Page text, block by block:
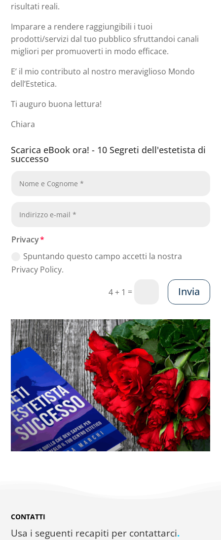
risultati reali.
Imparare a rendere raggiungibili i tuoi
prodotti/servizi dal tuo pubblico sfruttandoi canali
migliori per promuoverti in modo efficace.
E’ il mio contributo al nostro meraviglioso Mondo
dell’Estetica.
Ti auguro buona lettura!
Chiara
Scarica eBook ora! - 10 Segreti dell'estetista di
successo
Privacy
Spuntando questo campo accetti la nostra
Privacy Policy.
4 + 1 = Invia
CONTATTI
Usa i seguenti recapiti per contattarci.